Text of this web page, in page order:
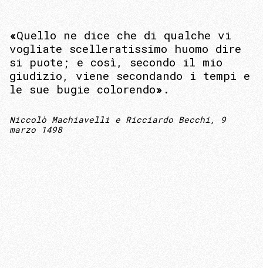
«Quello ne dice che di qualche vi
vogliate scelleratissimo huomo dire
si puote; e così, secondo il mio
giudizio, viene secondando i tempi e
le sue bugie colorendo» .
Niccolò Machiavelli e Ricciardo Becchi, 9
marzo 1498